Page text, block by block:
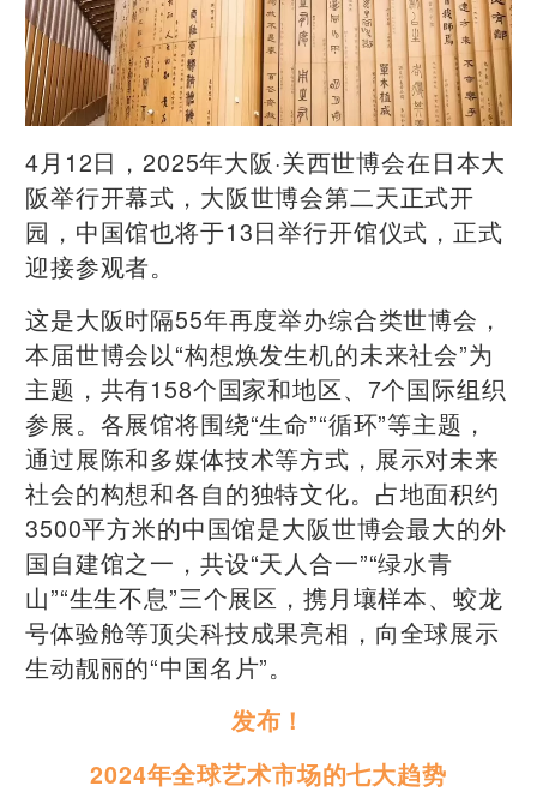
4月12日，2025年大阪·关西世博会在日本大
阪举行开幕式，大阪世博会第二天正式开
园，中国馆也将于13日举行开馆仪式，正式
迎接参观者。
这是大阪时隔55年再度举办综合类世博会，
本届世博会以“构想焕发生机的未来社会”为
主题，共有158个国家和地区、7个国际组织
参展。各展馆将围绕“生命”“循环”等主题，
通过展陈和多媒体技术等方式，展示对未来
社会的构想和各自的独特文化。占地面积约
3500平方米的中国馆是大阪世博会最大的外
国自建馆之一，共设“天人合一”“绿水青
山”“生生不息”三个展区，携月壤样本、蛟龙
号体验舱等顶尖科技成果亮相，向全球展示
生动靓丽的“中国名片”。
发布！
2024年全球艺术市场的七大趋势